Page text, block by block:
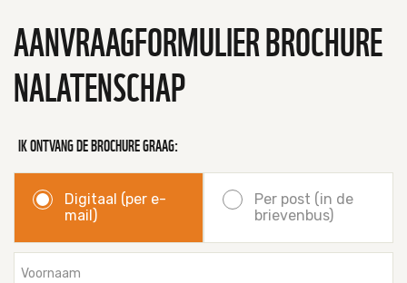
AANVRAAGFORMULIER BROCHURE
NALATENSCHAP
IK ONTVANG DE BROCHURE GRAAG:
Digitaal (per e-
mail)
Per post (in de
brievenbus)
Voornaam
Steur
Tijger
Walvis
IJsbeer
Zeeschildpad